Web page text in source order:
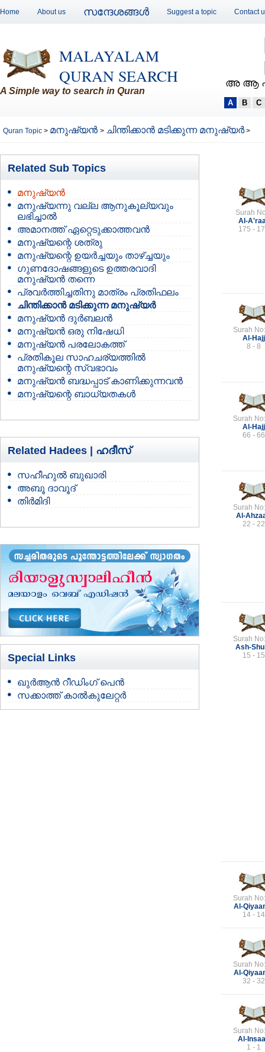
Home About us സന്ദേശങ്ങള്‍ Suggest a topic Contact
MALAYALAM
QURAN SEARCH
A Simple way to search in Quran
അ ആ
A B C
Quran Topic > മനുഷ്യന്‍ > ചിന്തിക്കാന്‍ മടിക്കുന്ന മനുഷ്യര്‍ >
Related Sub Topics
മനുഷ്യന്‍
മനുഷ്യന്നു വല്ല ആനുകൂല്യവും
ലഭിച്ചാല്‍
അമാനത്ത് ഏറ്റെടുക്കാത്തവന്‍
മനുഷ്യന്റെ ശത്രു
മനുഷ്യന്റെ ഉയര്‍ച്ചയും താഴ്ച്ചയും
ഗുണദോഷങ്ങളുടെ ഉത്തരവാദി
മനുഷ്യന്‍ തന്നെ
പ്രവര്‍ത്തിച്ചതിനു മാത്രം പ്രതിഫലം
ചിന്തിക്കാന്‍ മടിക്കുന്ന മനുഷ്യര്‍
മനുഷ്യന്‍ ദുര്‍ബലന്‍
മനുഷ്യന്‍ ഒരു നിഷേധി
മനുഷ്യന്‍ പരലോകത്ത്
പ്രതികൂല സാഹചര്യത്തില്‍
മനുഷ്യന്റെ സ്വഭാവം
മനുഷ്യന്‍ ബദ്ധപ്പാട് കാണിക്കുന്നവന്‍
മനുഷ്യന്റെ ബാധ്യതകള്‍
Related Hadees | ഹദീസ്
സഹീഹുല്‍ ബുഖാരി
അബൂ ദാവൂദ്
തിര്‍മിദി
Special Links
ഖുർആൻ റീഡിംഗ് പെൻ
സക്കാത്ത് കാൽകുലേറ്റർ
Surah
Al-
175 -
Surah
Al-Hajj
8 - 8
Surah
Al-Hajj
66 - 66
Surah
Al-
22 - 22
Surah
Ash-
15 - 15
Surah
Al-
14 - 14
Surah
Al-
32 - 32
Surah
Al-
1 - 1